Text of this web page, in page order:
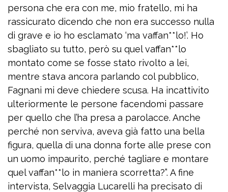
persona che era con me, mio fratello, mi ha
rassicurato dicendo che non era successo nulla
di grave e io ho esclamato ‘ma vaffan**lo!’. Ho
sbagliato su tutto, però su quel vaffan**lo
montato come se fosse stato rivolto a lei,
mentre stava ancora parlando col pubblico,
Fagnani mi deve chiedere scusa. Ha incattivito
ulteriormente le persone facendomi passare
per quello che l’ha presa a parolacce. Anche
perché non serviva, aveva già fatto una bella
figura, quella di una donna forte alle prese con
un uomo impaurito, perché tagliare e montare
quel vaffan**lo in maniera scorretta?”. A fine
intervista, Selvaggia Lucarelli ha precisato di